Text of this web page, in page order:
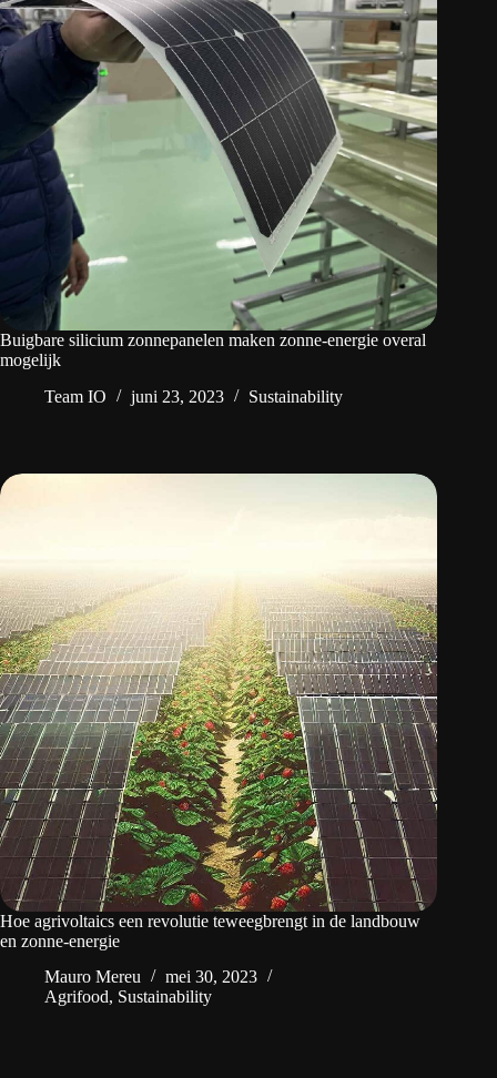
Buigbare silicium zonnepanelen maken zonne-energie overal
mogelijk
Team IO
juni 23, 2023 Sustainability
Hoe agrivoltaics een revolutie teweegbrengt in de landbouw
en zonne-energie
Mauro Mereu
mei 30, 2023
Agrifood, Sustainability